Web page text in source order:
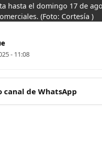
hasta el domingo 17 de
(Foto: Cortesía )
- 11:08
canal de WhatsApp